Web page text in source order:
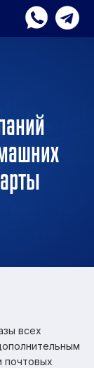
всех
почтовых